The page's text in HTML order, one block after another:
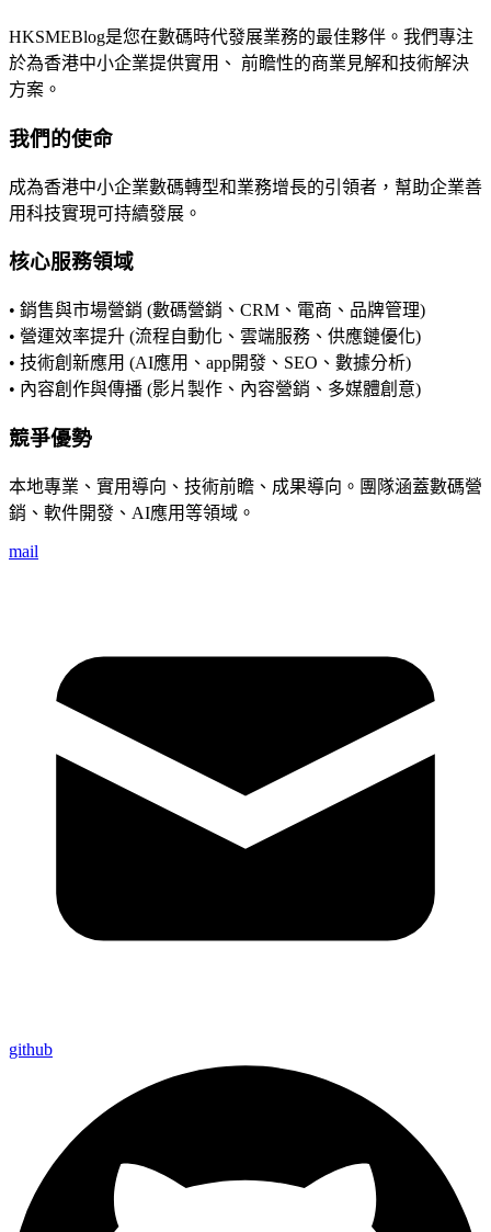
HKSMEBlog是您在數碼時代發展業務的最佳夥伴。我們專注
於為香港中小企業提供實用、 前瞻性的商業見解和技術解決
方案。
我們的使命
成為香港中小企業數碼轉型和業務增長的引領者，幫助企業善
用科技實現可持續發展。
核心服務領域
• 銷售與市場營銷 (數碼營銷、CRM、電商、品牌管理)
• 營運效率提升 (流程自動化、雲端服務、供應鏈優化)
• 技術創新應用 (AI應用、app開發、SEO、數據分析)
• 內容創作與傳播 (影片製作、內容營銷、多媒體創意)
競爭優勢
本地專業、實用導向、技術前瞻、成果導向。團隊涵蓋數碼營
銷、軟件開發、AI應用等領域。
mail
github